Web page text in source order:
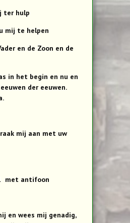
ter hulp
mij te helpen
en de Zoon en de
in het begin en nu en
der eeuwen.
mij aan met uw
met antifoon
en wees mij genadig,